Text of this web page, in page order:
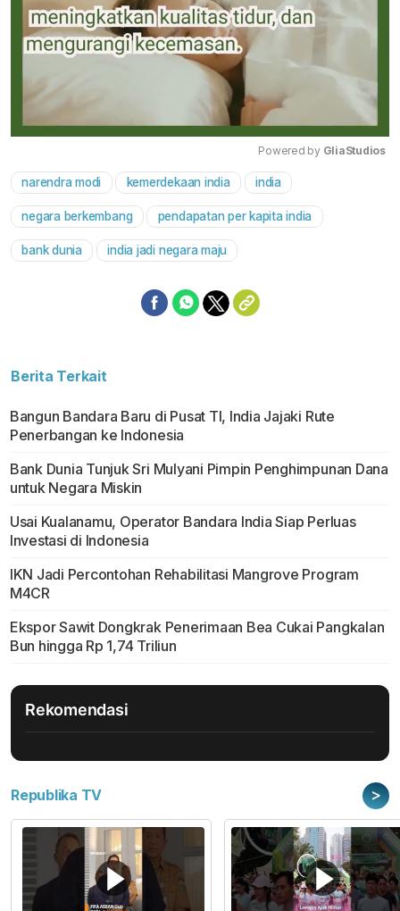
Powered by GliaStudios
narendra modi kemerdekaan india india
negara berkembang pendapatan per kapita india
bank dunia india jadi negara maju
Berita Terkait
Bangun Bandara Baru di Pusat TI, India Jajaki Rute
Penerbangan ke Indonesia
Bank Dunia Tunjuk Sri Mulyani Pimpin Penghimpunan Dana
untuk Negara Miskin
Usai Kualanamu, Operator Bandara India Siap Perluas
Investasi di Indonesia
IKN Jadi Percontohan Rehabilitasi Mangrove Program
M4CR
Ekspor Sawit Dongkrak Penerimaan Bea Cukai Pangkalan
Bun hingga Rp 1,74 Triliun
Rekomendasi
Republika TV >